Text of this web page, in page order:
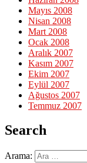
Mayıs 2008
Nisan 2008
Mart 2008
Ocak 2008
Aralık 2007
Kasım 2007
Ekim 2007
Eylül 2007
Ağustos 2007
Temmuz 2007
Search
Arama: